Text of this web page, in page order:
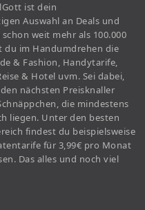
ist dein
Auswahl an Deals und
weit mehr als 100.000
du im Handumdrehen die
& Fashion, Handytarife,
& Hotel uvm. Sei dabei,
nächsten Preisknaller
die mindestens
liegen. Unter den besten
findest du beispielsweise
für 3,99€ pro Monat
Das alles und noch viel